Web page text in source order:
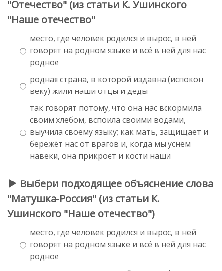
"Отечество" (из статьи К. Ушинского
"Наше отечество"
место, где человек родился и вырос, в ней
говорят на родном языке и всё в ней для нас
родное
родная страна, в которой издавна (испокон
веку) жили наши отцы и деды
так говорят потому, что она нас вскормила
своим хлебом, вспоила своими водами,
выучила своему языку; как мать, защищает и
бережёт нас от врагов и, когда мы уснём
навеки, она прикроет и кости наши
Выбери подходящее объяснение слова
"Матушка-Россия" (из статьи К.
Ушинского "Наше отечество")
место, где человек родился и вырос, в ней
говорят на родном языке и всё в ней для нас
родное